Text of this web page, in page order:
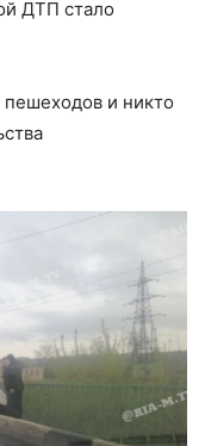
ДТП стало
и никто